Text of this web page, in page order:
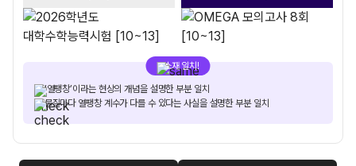
‘열팽창’이라는 현상의 개념을 설명한 부분 일치
물질마다 열팽창 계수가 다를 수 있다는 사실을 설명한 부분 일치
소재 일치!